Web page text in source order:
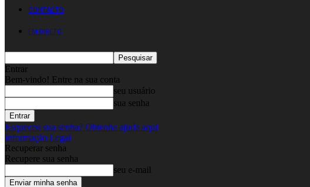
CONTACTO
EM DIRETO
Entrar
Bem-vindo! Entre na sua conta
seu usuário
sua senha
Esqueceu sua senha? Obtenha ajuda aqui
Informação Legal
Recuperar senha
Recupere sua senha
seu e-mail